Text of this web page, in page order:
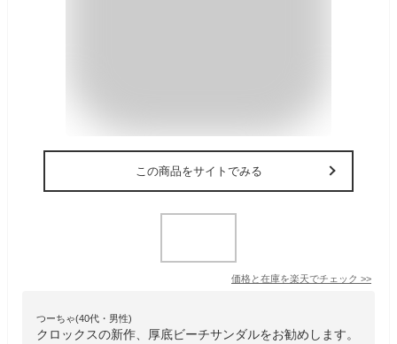
この商品をサイトでみる
価格と在庫を楽天でチェック >>
つーちゃ(40代・男性)
クロックスの新作、厚底ビーチサンダルをお勧めします。